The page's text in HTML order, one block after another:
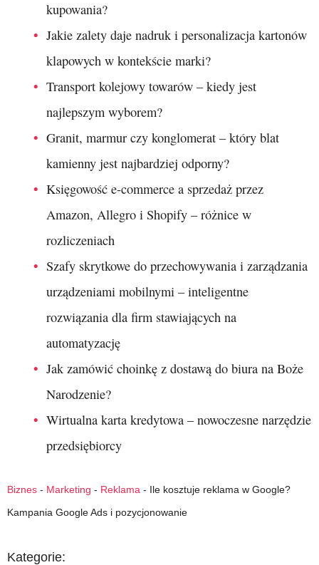
kupowania?
Jakie zalety daje nadruk i personalizacja kartonów
klapowych w kontekście marki?
Transport kolejowy towarów – kiedy jest
najlepszym wyborem?
Granit, marmur czy konglomerat – który blat
kamienny jest najbardziej odporny?
Księgowość e-commerce a sprzedaż przez
Amazon, Allegro i Shopify – różnice w
rozliczeniach
Szafy skrytkowe do przechowywania i zarządzania
urządzeniami mobilnymi – inteligentne
rozwiązania dla firm stawiających na
automatyzację
Jak zamówić choinkę z dostawą do biura na Boże
Narodzenie?
Wirtualna karta kredytowa – nowoczesne narzędzie
przedsiębiorcy
Biznes - Marketing - Reklama - Ile kosztuje reklama w Google?
Kampania Google Ads i pozycjonowanie
Kategorie: